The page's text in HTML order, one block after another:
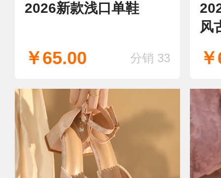
2026新款浅口单鞋
￥65.00 分销 33
风
口